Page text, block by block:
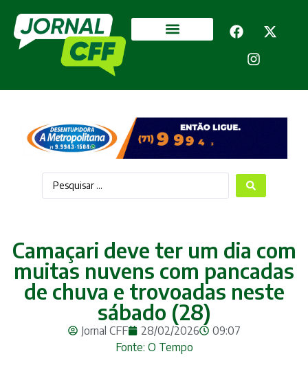
Camaçari deve ter um dia com
muitas nuvens com pancadas
de chuva e trovoadas neste
sábado (28)
Jornal CFF 28/02/2026
09:07
Fonte: O Tempo